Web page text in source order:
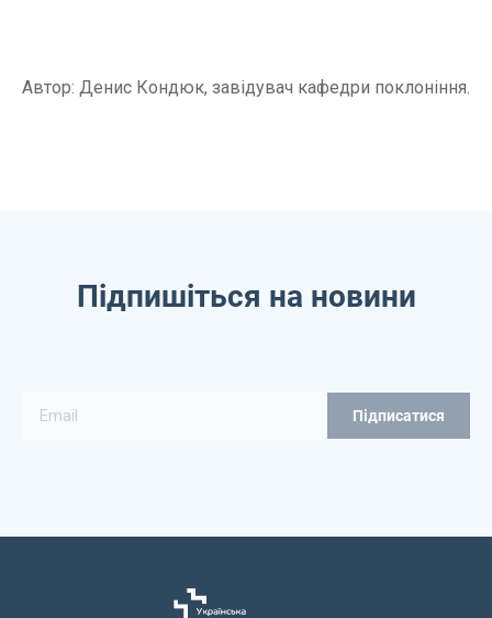
Автор: Денис Кондюк, завідувач кафедри поклоніння.
Підпишіться на новини